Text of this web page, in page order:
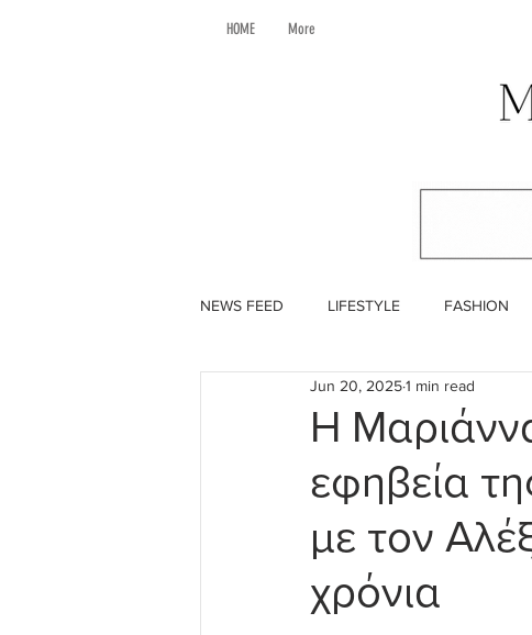
HOME More
NEWS FEED LIFESTYLE FASHION
Η
εφηβεία
με τον
χρόνια
Jun 20, 20251 min read